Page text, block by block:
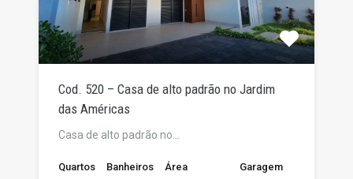
Cod. 520 – Casa de alto padrão no Jardim
das Américas
Casa de alto padrão no…
Quartos Banheiros Área Garagem